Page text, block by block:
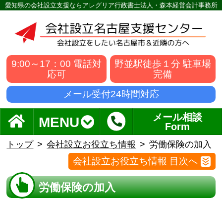
愛知県の会社設立支援ならアレグリア行政書士法人・森本経営会計事務所
9:00～17：00 電話対
応可
野並駅徒歩１分 駐車場
完備
メール受付24時間対応
MENU
メール相談
Form
トップ 会社設立お役立ち情報 労働保険の加入
会社設立お役立ち情報 目次へ
労働保険の加入